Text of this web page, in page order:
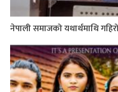
नेपाली समाजको यथार्थमाथि